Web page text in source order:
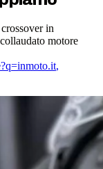
in
motore
,